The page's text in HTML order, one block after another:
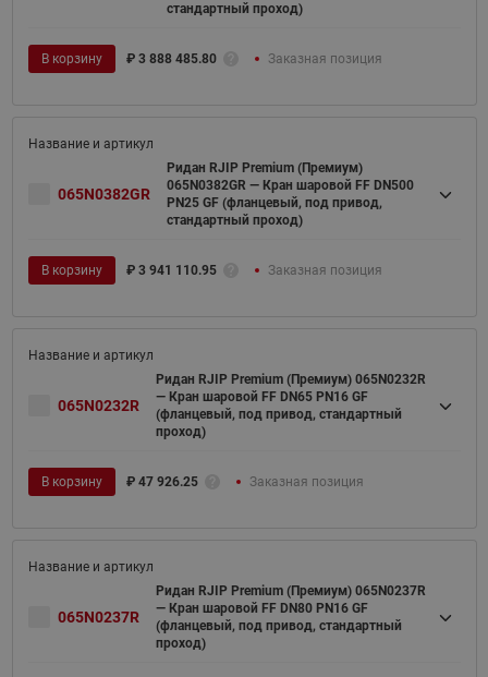
стандартный проход)
В корзину ₽ 3 888 485.80 Заказная позиция
065N0382GR
Ридан RJIP Premium (Премиум)
065N0382GR — Кран шаровой FF DN500
PN25 GF (фланцевый, под привод,
стандартный проход)
В корзину ₽ 3 941 110.95 Заказная позиция
065N0232R
Ридан RJIP Premium (Премиум) 065N0232R
— Кран шаровой FF DN65 PN16 GF
(фланцевый, под привод, стандартный
проход)
В корзину ₽ 47 926.25 Заказная позиция
065N0237R
Ридан RJIP Premium (Премиум) 065N0237R
— Кран шаровой FF DN80 PN16 GF
(фланцевый, под привод, стандартный
проход)